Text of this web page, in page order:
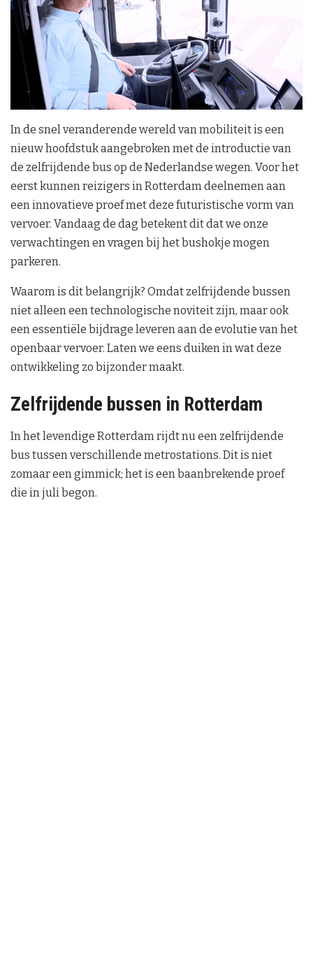
In de snel veranderende wereld van mobiliteit is een
nieuw hoofdstuk aangebroken met de introductie van
de zelfrijdende bus op de Nederlandse wegen. Voor het
eerst kunnen reizigers in Rotterdam deelnemen aan
een innovatieve proef met deze futuristische vorm van
vervoer. Vandaag de dag betekent dit dat we onze
verwachtingen en vragen bij het bushokje mogen
parkeren.
Waarom is dit belangrijk? Omdat zelfrijdende bussen
niet alleen een technologische noviteit zijn, maar ook
een essentiële bijdrage leveren aan de evolutie van het
openbaar vervoer. Laten we eens duiken in wat deze
ontwikkeling zo bijzonder maakt.
Zelfrijdende bussen in Rotterdam
In het levendige Rotterdam rijdt nu een zelfrijdende
bus tussen verschillende metrostations. Dit is niet
zomaar een gimmick; het is een baanbrekende proef
die in juli begon.